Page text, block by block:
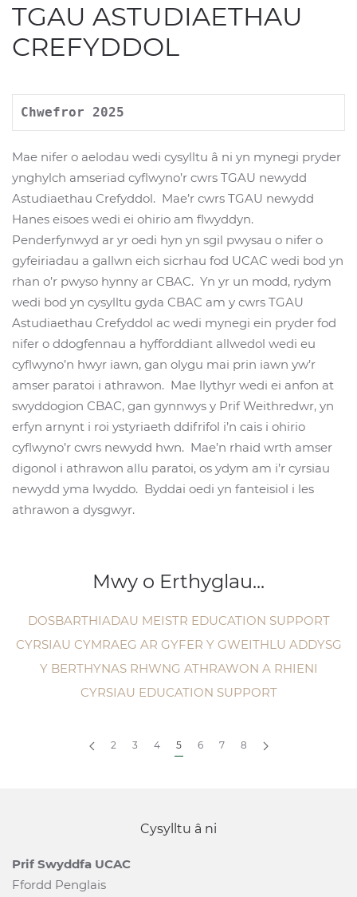
TGAU ASTUDIAETHAU
CREFYDDOL
Chwefror 2025
Mae nifer o aelodau wedi cysylltu â ni yn mynegi pryder
ynghylch amseriad cyflwyno’r cwrs TGAU newydd
Astudiaethau Crefyddol. Mae’r cwrs TGAU newydd
Hanes eisoes wedi ei ohirio am flwyddyn.
Penderfynwyd ar yr oedi hyn yn sgil pwysau o nifer o
gyfeiriadau a gallwn eich sicrhau fod UCAC wedi bod yn
rhan o’r pwyso hynny ar CBAC. Yn yr un modd, rydym
wedi bod yn cysylltu gyda CBAC am y cwrs TGAU
Astudiaethau Crefyddol ac wedi mynegi ein pryder fod
nifer o ddogfennau a hyfforddiant allwedol wedi eu
cyflwyno’n hwyr iawn, gan olygu mai prin iawn yw’r
amser paratoi i athrawon. Mae llythyr wedi ei anfon at
swyddogion CBAC, gan gynnwys y Prif Weithredwr, yn
erfyn arnynt i roi ystyriaeth ddifrifol i’n cais i ohirio
cyflwyno’r cwrs newydd hwn. Mae’n rhaid wrth amser
digonol i athrawon allu paratoi, os ydym am i’r cyrsiau
newydd yma lwyddo. Byddai oedi yn fanteisiol i les
athrawon a dysgwyr.
Mwy o Erthyglau...
DOSBARTHIADAU MEISTR EDUCATION SUPPORT
CYRSIAU CYMRAEG AR GYFER Y GWEITHLU ADDYSG
Y BERTHYNAS RHWNG ATHRAWON A RHIENI
CYRSIAU EDUCATION SUPPORT
2 3 4 5 6 7 8
Cysylltu â ni
Prif Swyddfa UCAC
Ffordd Penglais